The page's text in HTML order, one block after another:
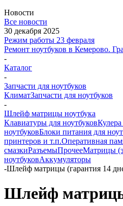
Новости
Все новости
30 декабря 2025
Режим работы 23 февраля
Ремонт ноутбуков в Кемерово.
-
Каталог
-
Запчасти для ноутбуков
КлиматЗапчасти для ноутбуков
-
Шлейф матрицы ноутбука
Клавиатуры для ноутбуков
ноутбуковБлоки питания для
принтеров и т.п.Оперативная
смазкиРазъемыПрочееМатрицы
ноутбуковАккумуляторы
-Шлейф матрицы (гарантия 14
Шлейф